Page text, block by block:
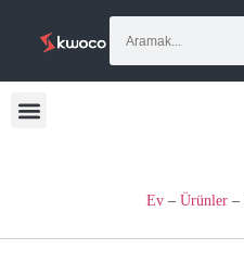
Ev – Ürünler –